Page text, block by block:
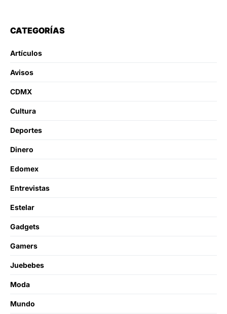
CATEGORÍAS
Artículos
Avisos
CDMX
Cultura
Deportes
Dinero
Edomex
Entrevistas
Estelar
Gadgets
Gamers
Juebebes
Moda
Mundo